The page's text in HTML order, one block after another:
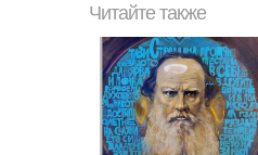
Читайте также